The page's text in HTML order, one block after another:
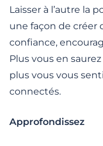
Laisser à l’autre la
une façon de créer
confiance,
Plus vous en
plus vous vous
connectés.
Approfondissez